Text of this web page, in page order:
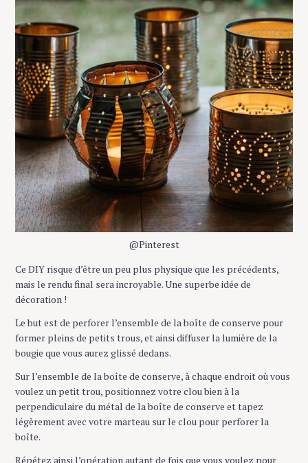
@Pinterest
Ce DIY risque d’être un peu plus physique que les précédents,
mais le rendu final sera incroyable. Une superbe idée de
décoration !
Le but est de perforer l’ensemble de la boîte de conserve pour
former pleins de petits trous, et ainsi diffuser la lumière de la
bougie que vous aurez glissé dedans.
Sur l’ensemble de la boîte de conserve, à chaque endroit où vous
voulez un petit trou, positionnez votre clou bien à la
perpendiculaire du métal de la boîte de conserve et tapez
légèrement avec votre marteau sur le clou pour perforer la
boîte.
Répétez ainsi l’opération autant de fois que vous voulez pour